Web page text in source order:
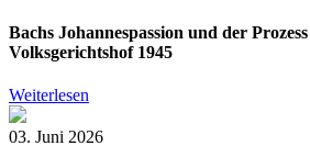
Bachs Johannespassion und der
Volksgerichtshof 1945
Weiterlesen
03. Juni 2026